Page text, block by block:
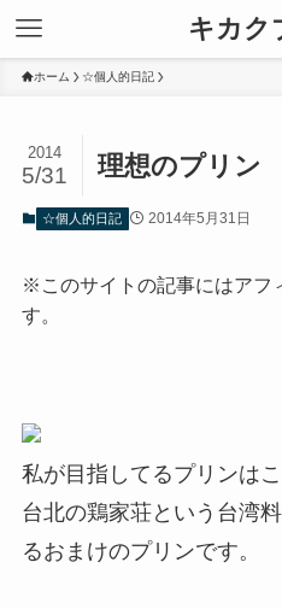
キカク
ホーム ☆個人的日記
理想のプリン
2014
5/31
☆個人的日記 2014年5月31日
※このサイトの記事にはアフ
す。
私が目指してるプリンはこ
台北の鶏家荘という台湾
るおまけのプリンです。